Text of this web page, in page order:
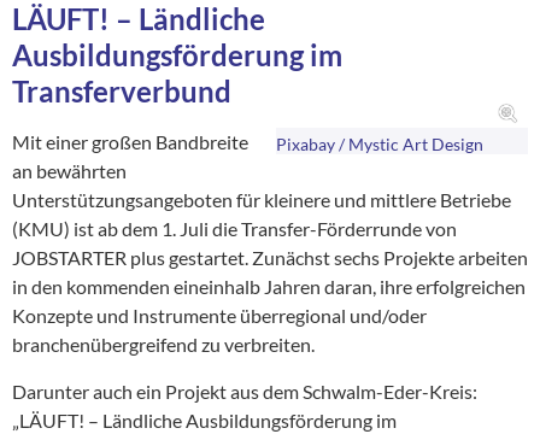
LÄUFT! – Ländliche
Ausbildungsförderung im
Transferverbund
Pixabay / Mystic Art Design
Mit einer großen Bandbreite
an bewährten
Unterstützungsangeboten für kleinere und mittlere Betriebe
(KMU) ist ab dem 1. Juli die Transfer-Förderrunde von
JOBSTARTER plus gestartet. Zunächst sechs Projekte arbeiten
in den kommenden eineinhalb Jahren daran, ihre erfolgreichen
Konzepte und Instrumente überregional und/oder
branchenübergreifend zu verbreiten.
Darunter auch ein Projekt aus dem Schwalm-Eder-Kreis:
„LÄUFT! – Ländliche Ausbildungsförderung im